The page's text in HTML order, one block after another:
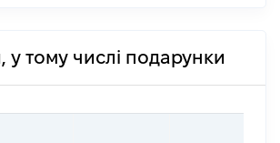
у тому числі подарунки